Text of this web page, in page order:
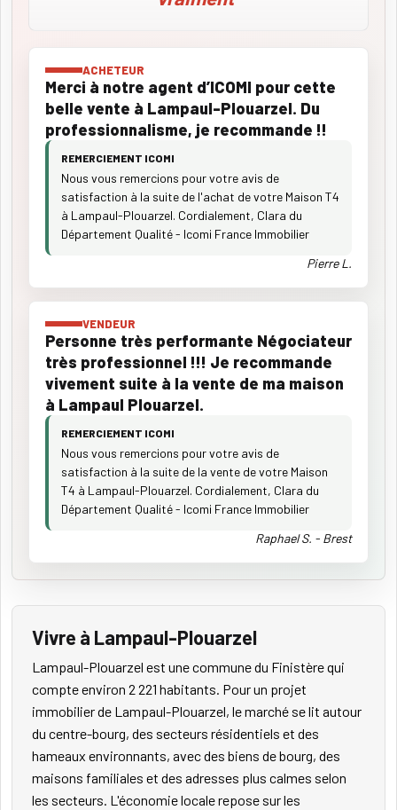
ACHETEUR
Merci à notre agent d’ICOMI pour cette
belle vente à Lampaul-Plouarzel. Du
professionnalisme, je recommande !!
REMERCIEMENT ICOMI
Nous vous remercions pour votre avis de
satisfaction à la suite de l'achat de votre Maison T4
à Lampaul-Plouarzel. Cordialement, Clara du
Département Qualité - Icomi France Immobilier
Pierre L.
VENDEUR
Personne très performante Négociateur
très professionnel !!! Je recommande
vivement suite à la vente de ma maison
à Lampaul Plouarzel.
REMERCIEMENT ICOMI
Nous vous remercions pour votre avis de
satisfaction à la suite de la vente de votre Maison
T4 à Lampaul-Plouarzel. Cordialement, Clara du
Département Qualité - Icomi France Immobilier
Raphael S. - Brest
Vivre à Lampaul-Plouarzel
Lampaul-Plouarzel est une commune du Finistère qui
compte environ 2 221 habitants. Pour un projet
immobilier de Lampaul-Plouarzel, le marché se lit autour
du centre-bourg, des secteurs résidentiels et des
hameaux environnants, avec des biens de bourg, des
maisons familiales et des adresses plus calmes selon
les secteurs. L'économie locale repose sur les